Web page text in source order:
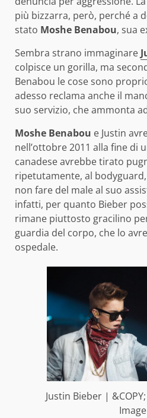
più bizzarra, però, perché a
stato Moshe Benabou, sua
Sembra strano immaginare
colpisce un gorilla, ma
Benabou le cose sono
adesso reclama anche il
suo servizio, che ammonta
Moshe Benabou e Justin
nell’ottobre 2011 alla fine di
canadese avrebbe tirato
ripetutamente, al
non fare del male al suo
infatti, per quanto Bieber
rimane piuttosto gracilino
guardia del corpo, che lo
ospedale.
Justin Bieber |
Image